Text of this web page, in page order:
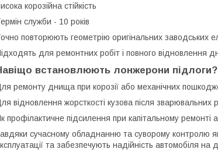
корозійна стійкість
служби - 10 років
повторюють геометрію оригінальних заводських
для ремонтних робіт і повного відновлення
встановлюють лонжерони підлоги?
ремонту днища при корозії або механічних
відновлення жорсткості кузова після зварювальних
профілактичне підсилення при капітальному ремонті
сучасному обладнанню та суворому контролю
та забезпечують надійність автомобіля на